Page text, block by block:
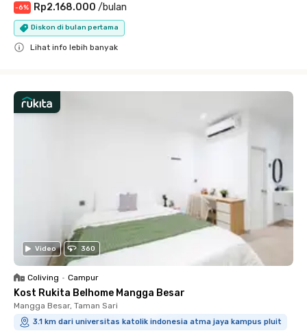
-6% Rp2.168.000 /bulan
Diskon di bulan pertama
Lihat info lebih banyak
Video 360
Coliving • Campur
Kost Rukita Belhome Mangga Besar
Mangga Besar, Taman Sari
3.1 km dari universitas katolik indonesia atma jaya kampus pluit